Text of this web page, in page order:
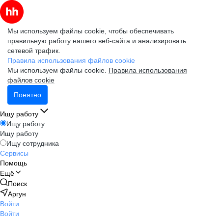
Мы используем файлы cookie, чтобы обеспечивать
правильную работу нашего веб-сайта и анализировать
сетевой трафик.
Правила использования файлов cookie
Мы используем файлы cookie. Правила использования
файлов cookie
Понятно
Ищу работу
Ищу работу
Ищу работу
Ищу сотрудника
Сервисы
Помощь
Ещё
Поиск
Аргун
Войти
Войти